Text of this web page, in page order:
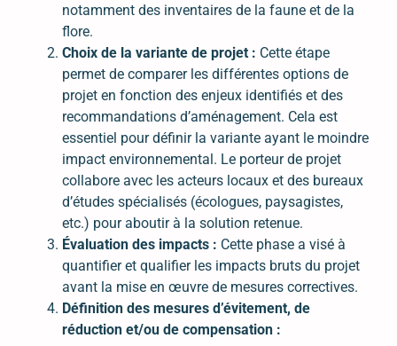
notamment des inventaires de la faune et de la
flore.
Choix de la variante de projet : Cette étape
permet de comparer les différentes options de
projet en fonction des enjeux identifiés et des
recommandations d’aménagement. Cela est
essentiel pour définir la variante ayant le moindre
impact environnemental. Le porteur de projet
collabore avec les acteurs locaux et des bureaux
d’études spécialisés (écologues, paysagistes,
etc.) pour aboutir à la solution retenue.
Évaluation des impacts : Cette phase a visé à
quantifier et qualifier les impacts bruts du projet
avant la mise en œuvre de mesures correctives.
Définition des mesures d’évitement, de
réduction et/ou de compensation :